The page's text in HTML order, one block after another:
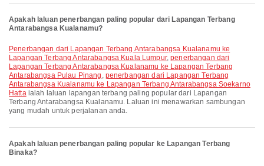
Apakah laluan penerbangan paling popular dari Lapangan Terbang
Antarabangsa Kualanamu?
penerbangan dari Lapangan Terbang Antarabangsa Kualanamu ke
Lapangan Terbang Antarabangsa Kuala Lumpur,penerbangan dari
Lapangan Terbang Antarabangsa Kualanamu ke Lapangan Terbang
Antarabangsa Pulau Pinang , penerbangan dari Lapangan Terbang
Antarabangsa Kualanamu ke Lapangan Terbang Antarabangsa Soekarno
Hattaialah laluan lapangan terbang paling popular dari Lapangan
Terbang Antarabangsa Kualanamu. Laluan ini menawarkan sambungan
yang mudah untuk perjalanan anda.
Apakah laluan penerbangan paling popular ke Lapangan Terbang
Binaka?